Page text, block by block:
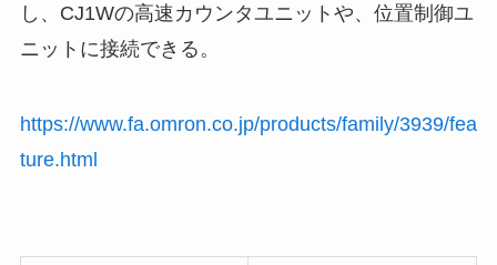
し、CJ1Wの高速カウンタユニットや、位置制御ユ
ニットに接続できる。
https://www.fa.omron.co.jp/products/family/3939/fea
ture.html